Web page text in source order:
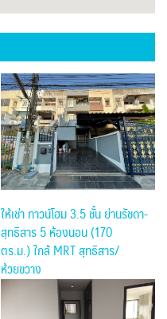
ให้เช่า ทาวน์โฮม 3.5 ชั้น ย่านรัชดา-
สุทธิสาร 5 ห้องนอน (170
ตร.ม.) ใกล้ MRT สุทธิสาร/
ห้วยขวาง